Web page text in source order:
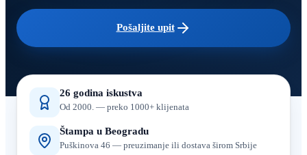
Pošaljite upit
26 godina iskustva
Od 2000. — preko 1000+ klijenata
Štampa u Beogradu
Puškinova 46 — preuzimanje ili dostava širom Srbije